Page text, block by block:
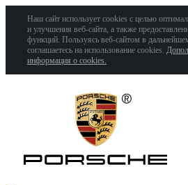
Наш сайт использует cookies с целью
и улучшения веб-сайта, а также
функций. Пользуясь веб-сайтом в
соглашаетесь на использование cookies.
информация о cookies.